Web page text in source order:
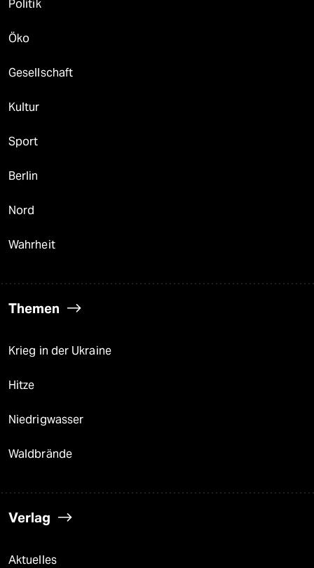
Politik
Öko
Gesellschaft
Kultur
Sport
Berlin
Nord
Wahrheit
Themen
Krieg in der Ukraine
Hitze
Niedrigwasser
Waldbrände
Verlag
Aktuelles